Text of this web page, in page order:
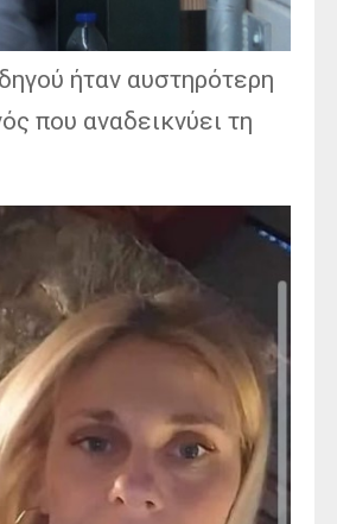
ήταν αυστηρότερη
που αναδεικνύει τη